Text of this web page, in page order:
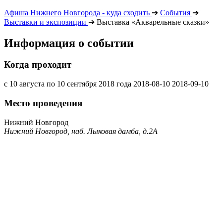
Афиша Нижнего Новгорода - куда сходить ➔ События ➔
Выставки и экспозиции ➔ Выставка «Акварельные сказки»
Информация о событии
Когда проходит
с 10 августа по 10 сентября 2018 года 2018-08-10 2018-09-10
Место проведения
Нижний Новгород
Нижний Новгород, наб. Лыковая дамба, д.2А